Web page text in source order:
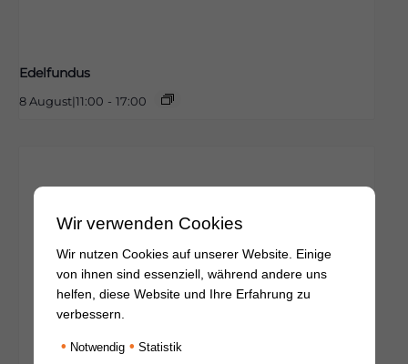
Edelfundus
8 August|11:00 - 17:00
Wir verwenden Cookies
Wir nutzen Cookies auf unserer Website. Einige
von ihnen sind essenziell, während andere uns
helfen, diese Website und Ihre Erfahrung zu
verbessern.
• Notwendig • Statistik